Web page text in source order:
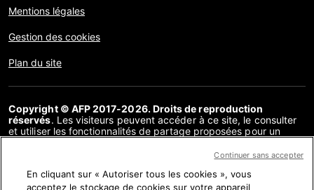
Mentions légales
Gestion des cookies
Plan du site
Copyright © AFP 2017-2026. Droits de reproduction
réservés. Les visiteurs peuvent accéder à ce site, le consulter
et utiliser les fonctionnalités de partage proposées pour un
communication au public, distribution de tout ou partie du
soit, sans licence spécifique signée avec l’AFP, est interdite. Les
éléments analysés dans le cadre de chaque factuel sont
En cliquant sur « Autoriser tous les cookies », vous
acceptez le stockage de cookies sur votre appareil
Continuer sans accepter